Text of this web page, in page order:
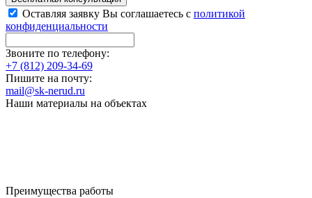
Оставляя заявку Вы соглашаетесь с политикой
конфиденциальности
Звоните по телефону:
+7 (812) 209-34-69
Пишите на почту:
mail@sk-nerud.ru
Наши материалы на объектах
Преимущества работы